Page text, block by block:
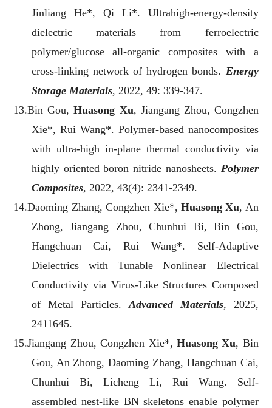
Jinliang He*, Qi Li*. Ultrahigh-energy-density
dielectric materials from ferroelectric
polymer/glucose all-organic composites with a
cross-linking network of hydrogen bonds. Energy
Storage Materials, 2022, 49: 339-347.
13.Bin Gou,Huasong Xu, Jiangang Zhou, Congzhen
Xie*, Rui Wang*. Polymer-based nanocomposites
with ultra-high in-plane thermal conductivity via
highly oriented boron nitride nanosheets. Polymer
Composites, 2022, 43(4): 2341-2349.
14.Daoming Zhang, Congzhen Xie*, Huasong Xu, An
Zhong,
Jiangang Zhou, Chunhui Bi,
Bin Gou,
Hangchuan Cai,
Rui Wang*.
Self-Adaptive
Dielectrics with Tunable Nonlinear Electrical
Conductivity via Virus-Like Structures Composed
of Metal Particles.
Advanced Materials,
2025,
2411645.
15.Jiangang Zhou, Congzhen Xie*, Huasong Xu, Bin
Gou, An Zhong, Daoming Zhang, Hangchuan Cai,
Chunhui Bi, Licheng Li, Rui Wang. Self-
assembled nest-like BN skeletons enable polymer